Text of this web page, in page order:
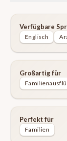
Verfügbare
Englisch
Großartig für
Perfekt für
Familien